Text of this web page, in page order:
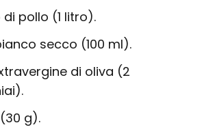
di pollo (1 litro).
secco (100 ml).
di oliva (2
g).